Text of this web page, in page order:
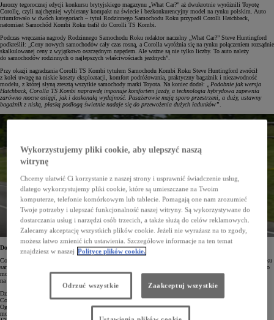
Jurorzy tegorocznej edycji konkursu brytyjskiego magazynu „What Car?” aż dwukrotnie wyróżnili Toyotę
Corollę, czyli najchętniej wybierany kompakt na świecie i bezkonkurencyjny model na rynku polskim. Auto
triumfowało w dwóch kategoriach – tytuł Rodzinnego Samochodu Roku przypadł Corolli Hatchback,
natomiast Samochód Kombi Roku trafił do Corolli TS Kombi.
Podczas wręczania nagrody Rodzinnego Samochodu Roku redaktor naczelny „What Car?” Steve Huntingford
podkreślił: „Ceny nowych samochodów cały czas rosną, a Corolla wyróżnia się na rynku połączeniem rozsądnie
skalkulowanej ceny z wyjątkowo oszczędnym napędem. Ale ważne są nie tylko liczby. To auto należy
do samochodów rodzinnych o najlepszych właściwościach jezdnych”.
Przy okazji nagradzania Corolli TS Kombi tytułem Samochodu Kombi Roku Steve Huntingford zwrócił
z kolei uwagę na niskie koszty eksploatacji, komfort podróżowania, praktyczny bagażnik i niezawodność
modelu, z której słyną zresztą wszytkie samochody marki Toyota. Na koniec dodał:
„Podobnie jak wersja
Hatchback, Corolla TS Kombi naprawdę imponuje komfortem jazdy, a technologia hybrydowa zapewnia
zarówno mocne osiągi, jak i doskonałą wydajność. Pasażerowie mają sporo przestrzeni, a duży, ustawny
bagażnik z niską, płaską podłogą świetnie nadaje się do przewożenia dużych ładunków”
Dominacja Toyoty Corolli na polskim rynku
Corolla już trzeci rok z rzędu utrzymuje pozycję lidera nie tylko w segmencie C, ale na całym krajowym rynku
samochodów osobowych. Tylko w 2023 roku na polskie drogi wyjechało rekordowe 26 850 egzemplarzy tego
modelu. Najczęstszymi nabycami Corolli byli przedsiębiorcy, przy czym wersja kompaktowa triumfowała
na rynku flotowym z wynikiem 23 054 egzemplarzy (aż o 24% lepiej niż rok wcześniej).
Dzięki wielu kombinacjom nadwozia – Hatchback, Sedan i TS Kombi – z wersjami wyposażenia – Active,
Comfort, Style, GR SPORT i Executive – klienci mogą idealnie dopasować Corollę do swoich potrzeb.
Ogromnym atutem modelu są ponadto oszczędne i niezawodne hybrydy piątej generacji w dwóch wariantach
mocy: 140 KM (1.8 Hybrid) oraz 196 KM (2.0 Hybrid), a także silnik benzynowy 1.5 o mocy
Wykorzystujemy pliki cookie, aby ulepszyć naszą
witrynę
Chcemy ułatwić Ci korzystanie z naszej strony i usprawnić świadczenie usług,
dlatego wykorzystujemy pliki cookie, które są umieszczane na Twoim
komputerze, telefonie komórkowym lub tablecie. Pomagają one nam zrozumieć
Twoje potrzeby i ulepszać funkcjonalność naszej witryny. Są wykorzystywane do
dostarczania usług i narzędzi osób trzecich, a także służą do celów reklamowych.
Zalecamy akceptację wszystkich plików cookie. Jeżeli nie wyrażasz na to zgody,
możesz łatwo zmienić ich ustawienia. Szczegółowe informacje na ten temat
znajdziesz w naszej Polityce plików cookie.
Odrzuć wszystkie Zaakceptuj wszystkie